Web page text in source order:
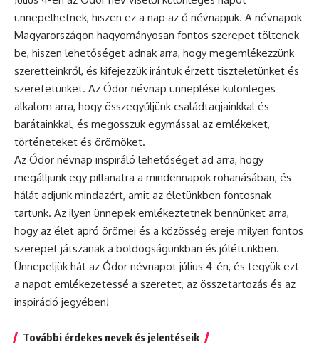
ünnepelhetnek, hiszen ez a nap az ő névnapjuk. A névnapok
Magyarországon hagyományosan fontos szerepet töltenek
be, hiszen lehetőséget adnak arra, hogy megemlékezzünk
szeretteinkről, és kifejezzük irántuk érzett tiszteletünket és
szeretetünket. Az Ódor névnap ünneplése különleges
alkalom arra, hogy összegyűljünk családtagjainkkal és
barátainkkal, és megosszuk egymással az emlékeket,
történeteket és örömöket.
Az Ódor névnap inspiráló lehetőséget ad arra, hogy
megálljunk egy pillanatra a mindennapok rohanásában, és
hálát adjunk mindazért, amit az életünkben fontosnak
tartunk. Az ilyen ünnepek emlékeztetnek bennünket arra,
hogy az élet apró örömei és a közösség ereje milyen fontos
szerepet játszanak a boldogságunkban és jólétünkben.
Ünnepeljük hát az Ódor névnapot július 4-én, és tegyük ezt
a napot emlékezetessé a szeretet, az összetartozás és az
inspiráció jegyében!
További érdekes nevek és jelentéseik